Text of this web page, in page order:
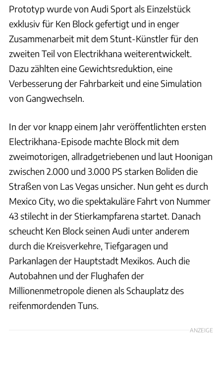
Prototyp wurde von Audi Sport als Einzelstück
exklusiv für Ken Block gefertigt und in enger
Zusammenarbeit mit dem Stunt-Künstler für den
zweiten Teil von Electrikhana weiterentwickelt.
Dazu zählten eine Gewichtsreduktion, eine
Verbesserung der Fahrbarkeit und eine Simulation
von Gangwechseln.
In der vor knapp einem Jahr veröffentlichten ersten
Electrikhana-Episode machte Block mit dem
zweimotorigen, allradgetriebenen und laut Hoonigan
zwischen 2.000 und 3.000 PS starken Boliden die
Straßen von Las Vegas unsicher. Nun geht es durch
Mexico City, wo die spektakuläre Fahrt von Nummer
43 stilecht in der Stierkampfarena startet. Danach
scheucht Ken Block seinen Audi unter anderem
durch die Kreisverkehre, Tiefgaragen und
Parkanlagen der Hauptstadt Mexikos. Auch die
Autobahnen und der Flughafen der
Millionenmetropole dienen als Schauplatz des
reifenmordenden Tuns.
ANZEIGE